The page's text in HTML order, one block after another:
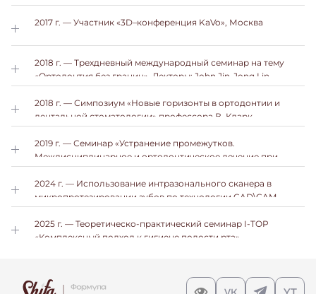
2017 г. — Участник «3D–конференция KaVo», Москва
2018 г. — Трехдневный международный семинар на тему
«Ортодонтия без границ». Лекторы: John Jin-Jong Lin
(Taiwan), Patricia Vergara Villarreal (Columbia), Johnny Liaw
(Taiwan), Москва
2018 г. — Симпозиум «Новые горизонты в ортодонтии и
дентальной стоматологии» профессора В. Кларк
2019 г. — Семинар «Устранение промежутков.
Междисциплинарное и ортодонтическое лечение при
заболеваниях тканей пародонта и отсутствия зубов в
эстетической зоне улыбки», Москва
2024 г. — Использование интразонального сканера в
микропротезировании зубов по технологии CAD\CAM
2025 г. — Теоретическо-практический семинар I-TOP
«Комплексный подход к гигиене полости рта»